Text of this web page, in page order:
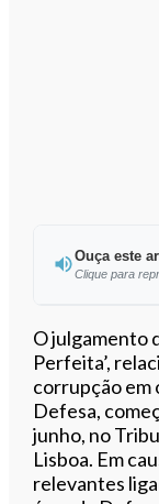
Ouça este
Clique para
O julgamento
Perfeita’,
corrupção em
Defesa,
junho, no
Lisboa. Em
relevantes